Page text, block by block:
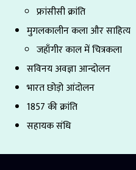
फ्रांसीसी क्रांति
मुगलकालीन कला और साहित्य
जहाँगीर काल में चित्रकला
सविनय अवज्ञा आन्दोलन
भारत छोड़ो आंदोलन
1857 की क्रांति
सहायक संधि